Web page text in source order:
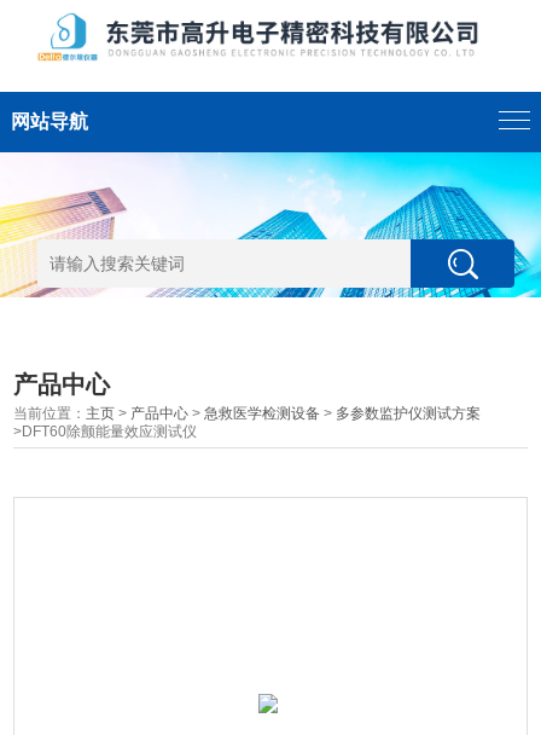
网站导航
产品中心
当前位置： 主页 > 产品中心 >急救医学检测设备 > 多参数监护仪测试方案
>DFT60除颤能量效应测试仪